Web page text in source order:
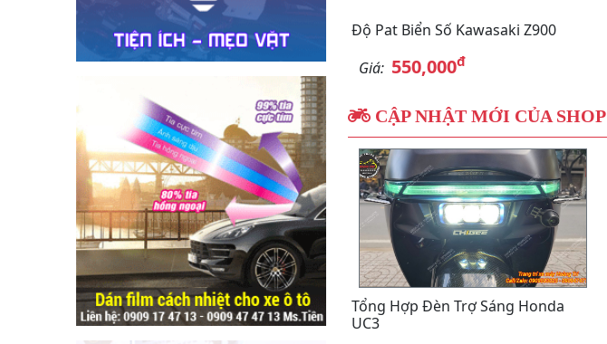
Độ Pat Biển Số Kawasaki Z900
Giá: 550,000đ
CẬP NHẬT MỚI CỦA SHOP
Tổng Hợp Đèn Trợ Sáng Honda
UC3